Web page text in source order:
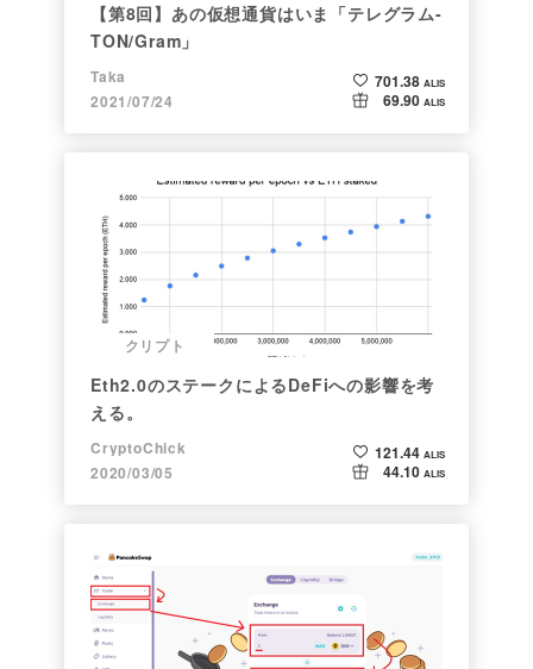
【第8回】あの仮想通貨はいま「テレグラム-
TON/Gram」
Taka
2021/07/24
701.38 ALIS
69.90 ALIS
クリプト
Eth2.0のステークによるDeFiへの影響を考
える。
CryptoChick
2020/03/05
121.44 ALIS
44.10 ALIS